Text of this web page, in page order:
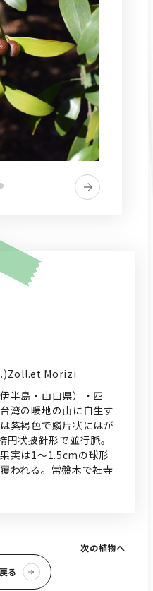
Morizi
半島・山口県）・四
湾の暖地の山に自生す
紫褐色で鱗片状にはが
状披針形で並行脈。
実は1～1.5cmの球形
われる。常盤木で社寺
る
次の植物へ